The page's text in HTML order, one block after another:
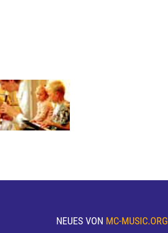
NEUES VON MC-MUSIC.ORG